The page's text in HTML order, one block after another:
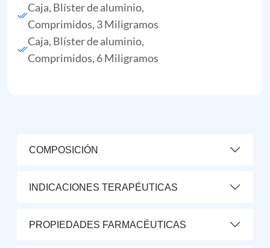
Caja, Blíster de aluminio,
Comprimidos, 3 Miligramos
Caja, Blíster de aluminio,
Comprimidos, 6 Miligramos
COMPOSICIÓN
INDICACIONES TERAPÉUTICAS
PROPIEDADES FARMACÉUTICAS